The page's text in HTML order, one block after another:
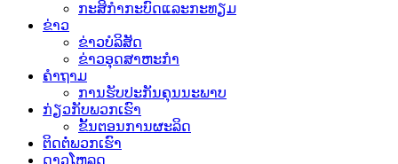
ກະສິກໍາກະບົດແລະກະທຽມ
ຂ່າວ
ຂ່າວບໍລິສັດ
ຂ່າວອຸດສາຫະກໍາ
ຄໍາຖາມ
ການຮັບປະກັນຄຸນນະພາບ
ກ່ຽວກັບພວກເຮົາ
ຂັ້ນຕອນການຜະລິດ
ຕິດຕໍ່ພວກເຮົາ
ດາວໂຫລດ